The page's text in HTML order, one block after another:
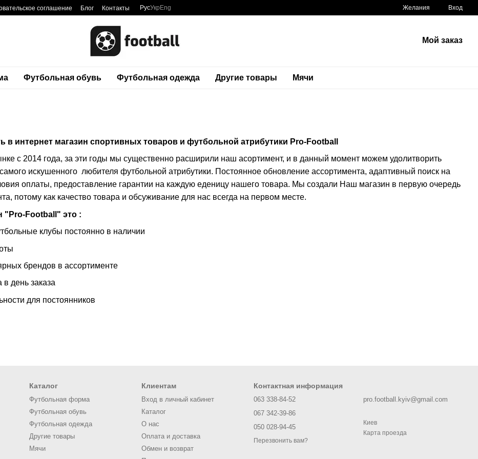
соглашение Блог Контакты РусУкр Eng Желания Вход
Мой заказ
Футбольная обувь Футбольная одежда Другие товары Мячи
в интернет магазин спортивных товаров и футбольной атрибутики Pro-Football
с 2014 года, за эти годы мы существенно расширили наш асортимент, и в данный момент можем удолитворить
искушенного любителя футбольной атрибутики. Постоянное обновление ассортимента, адаптивный поиск на
оплаты, предоставление гарантии на каждую еденицу нашего товара. Мы создали Наш магазин в первую очередь
потому как качество товара и обсуживание для нас всегда на первом месте.
"Pro-Football" это :
клубы постоянно в наличии
брендов в ассортименте
в день заказа
для постоянников
Каталог
Футбольная форма
Футбольная обувь
Футбольная одежда
Другие товары
Мячи
Клиентам
Вход в личный кабинет
Каталог
О нас
Оплата и доставка
Обмен и возврат
Контактная информация
063 338-84-52
067 342-39-86
050 028-94-45
Перезвонить вам?
pro.football.kyiv@gmail.com
Киев
Карта проезда